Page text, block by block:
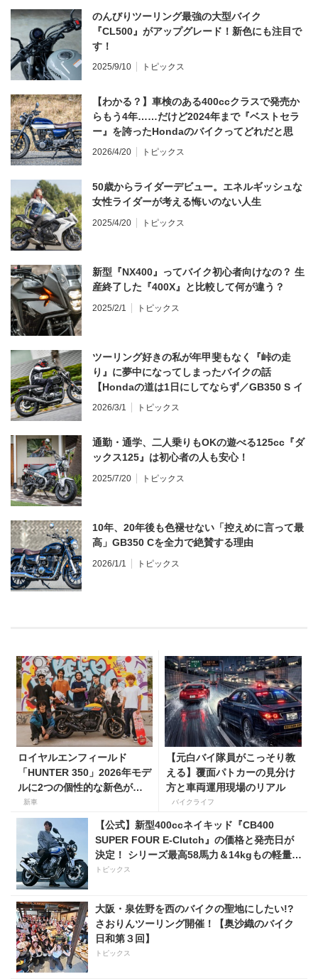
のんびりツーリング最強の大型バイク
『CL500』がアップグレード！新色にも注目で
す！
2025/9/10 トピックス
【わかる？】車検のある400ccクラスで発売か
らもう4年……だけど2024年まで『ベストセラ
ー』を誇ったHondaのバイクってどれだと思
う？
2026/4/20 トピックス
50歳からライダーデビュー。エネルギッシュな
女性ライダーが考える悔いのない人生
2025/4/20 トピックス
新型『NX400』ってバイク初心者向けなの？ 生
産終了した『400X』と比較して何が違う？
2025/2/1 トピックス
ツーリング好きの私が年甲斐もなく『峠の走
り』に夢中になってしまったバイクの話
【Hondaの道は1日にしてならず／GB350 S イ
ンプレ・レビュー 前編】
2026/3/1 トピックス
通勤・通学、二人乗りもOKの遊べる125cc『ダ
ックス125』は初心者の人も安心！
2025/7/20 トピックス
10年、20年後も色褪せない「控えめに言って最
高」GB350 Cを全力で絶賛する理由
2026/1/1 トピックス
ロイヤルエンフィールド
「HUNTER 350」2026年モデ
ルに2つの個性的な新色が追
加登場！
新車
【元白バイ隊員がこっそり教
える】覆面パトカーの見分け
方と車両運用現場のリアル
バイクライフ
【公式】新型400ccネイキッド『CB400
SUPER FOUR E-Clutch』の価格と発売日が
決定！ シリーズ最高58馬力＆14kgもの軽量
化!? 完全に「旧CB400SF」を超えた!?
トピックス
大阪・泉佐野を西のバイクの聖地にしたい!?
さおりんツーリング開催！【奥沙織のバイク
日和第３回】
トピックス